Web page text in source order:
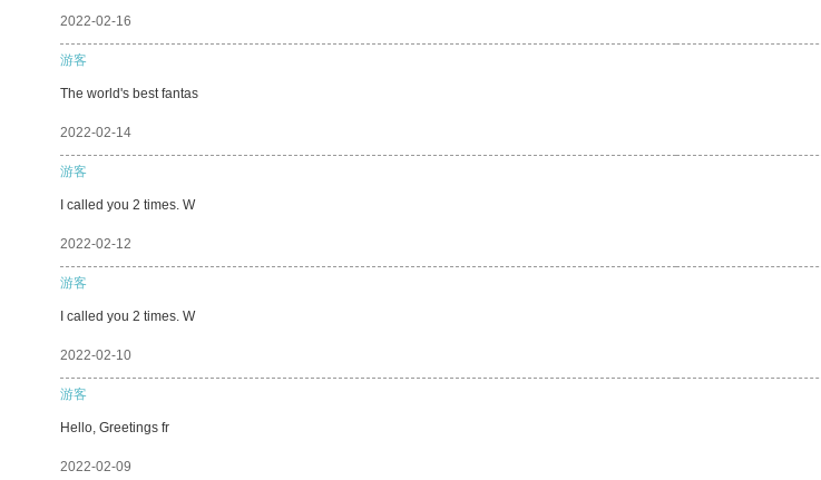
2022-02-16
游客
The world's best fantas
2022-02-14
游客
I called you 2 times. W
2022-02-12
游客
I called you 2 times. W
2022-02-10
游客
Hello, Greetings fr
2022-02-09